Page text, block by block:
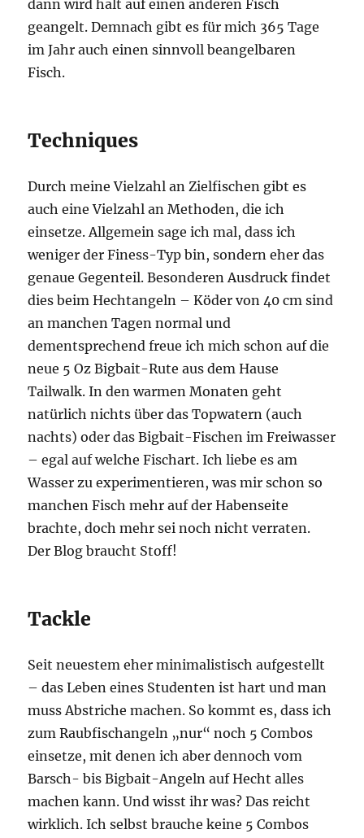
dann wird halt auf einen anderen Fisch
geangelt. Demnach gibt es für mich 365 Tage
im Jahr auch einen sinnvoll beangelbaren
Fisch.
Techniques
Durch meine Vielzahl an Zielfischen gibt es
auch eine Vielzahl an Methoden, die ich
einsetze. Allgemein sage ich mal, dass ich
weniger der Finess-Typ bin, sondern eher das
genaue Gegenteil. Besonderen Ausdruck findet
dies beim Hechtangeln – Köder von 40 cm sind
an manchen Tagen normal und
dementsprechend freue ich mich schon auf die
neue 5 Oz Bigbait-Rute aus dem Hause
Tailwalk. In den warmen Monaten geht
natürlich nichts über das Topwatern (auch
nachts) oder das Bigbait-Fischen im Freiwasser
– egal auf welche Fischart. Ich liebe es am
Wasser zu experimentieren, was mir schon so
manchen Fisch mehr auf der Habenseite
brachte, doch mehr sei noch nicht verraten.
Der Blog braucht Stoff!
Tackle
Seit neuestem eher minimalistisch aufgestellt
– das Leben eines Studenten ist hart und man
muss Abstriche machen. So kommt es, dass ich
zum Raubfischangeln „nur“ noch 5 Combos
einsetze, mit denen ich aber dennoch vom
Barsch- bis Bigbait-Angeln auf Hecht alles
machen kann. Und wisst ihr was? Das reicht
wirklich. Ich selbst brauche keine 5 Combos